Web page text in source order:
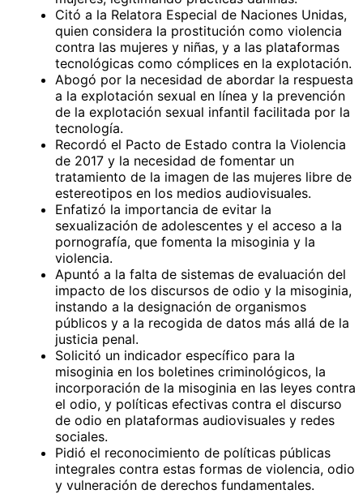
Citó a la Relatora Especial de Naciones Unidas,
quien considera la prostitución como violencia
contra las mujeres y niñas, y a las plataformas
tecnológicas como cómplices en la explotación.
Abogó por la necesidad de abordar la respuesta
a la explotación sexual en línea y la prevención
de la explotación sexual infantil facilitada por la
tecnología.
Recordó el Pacto de Estado contra la Violencia
de 2017 y la necesidad de fomentar un
tratamiento de la imagen de las mujeres libre de
estereotipos en los medios audiovisuales.
Enfatizó la importancia de evitar la
sexualización de adolescentes y el acceso a la
pornografía, que fomenta la misoginia y la
violencia.
Apuntó a la falta de sistemas de evaluación del
impacto de los discursos de odio y la misoginia,
instando a la designación de organismos
públicos y a la recogida de datos más allá de la
justicia penal.
Solicitó un indicador específico para la
misoginia en los boletines criminológicos, la
incorporación de la misoginia en las leyes contra
el odio, y políticas efectivas contra el discurso
de odio en plataformas audiovisuales y redes
sociales.
Pidió el reconocimiento de políticas públicas
integrales contra estas formas de violencia, odio
y vulneración de derechos fundamentales.